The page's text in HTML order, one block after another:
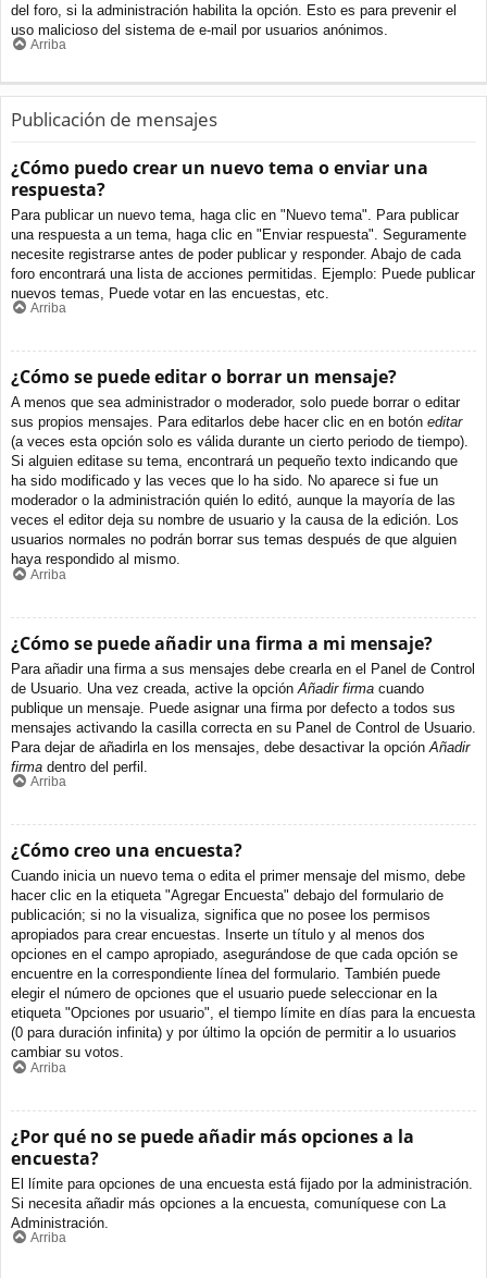
del foro, si la administración habilita la opción. Esto es para prevenir el
uso malicioso del sistema de e-mail por usuarios anónimos.
Arriba
Publicación de mensajes
¿Cómo puedo crear un nuevo tema o enviar una
respuesta?
Para publicar un nuevo tema, haga clic en "Nuevo tema". Para publicar
una respuesta a un tema, haga clic en "Enviar respuesta". Seguramente
necesite registrarse antes de poder publicar y responder. Abajo de cada
foro encontrará una lista de acciones permitidas. Ejemplo: Puede publicar
nuevos temas, Puede votar en las encuestas, etc.
Arriba
¿Cómo se puede editar o borrar un mensaje?
A menos que sea administrador o moderador, solo puede borrar o editar
sus propios mensajes. Para editarlos debe hacer clic en en botón editar
(a veces esta opción solo es válida durante un cierto periodo de tiempo).
Si alguien editase su tema, encontrará un pequeño texto indicando que
ha sido modificado y las veces que lo ha sido. No aparece si fue un
moderador o la administración quién lo editó, aunque la mayoría de las
veces el editor deja su nombre de usuario y la causa de la edición. Los
usuarios normales no podrán borrar sus temas después de que alguien
haya respondido al mismo.
Arriba
¿Cómo se puede añadir una firma a mi mensaje?
Para añadir una firma a sus mensajes debe crearla en el Panel de Control
de Usuario. Una vez creada, active la opción Añadir firma cuando
publique un mensaje. Puede asignar una firma por defecto a todos sus
mensajes activando la casilla correcta en su Panel de Control de Usuario.
Para dejar de añadirla en los mensajes, debe desactivar la opción Añadir
firma dentro del perfil.
Arriba
¿Cómo creo una encuesta?
Cuando inicia un nuevo tema o edita el primer mensaje del mismo, debe
hacer clic en la etiqueta "Agregar Encuesta" debajo del formulario de
publicación; si no la visualiza, significa que no posee los permisos
apropiados para crear encuestas. Inserte un título y al menos dos
opciones en el campo apropiado, asegurándose de que cada opción se
encuentre en la correspondiente línea del formulario. También puede
elegir el número de opciones que el usuario puede seleccionar en la
etiqueta "Opciones por usuario", el tiempo límite en días para la encuesta
(0 para duración infinita) y por último la opción de permitir a lo usuarios
cambiar su votos.
Arriba
¿Por qué no se puede añadir más opciones a la
encuesta?
El límite para opciones de una encuesta está fijado por la administración.
Si necesita añadir más opciones a la encuesta, comuníquese con La
Administración.
Arriba